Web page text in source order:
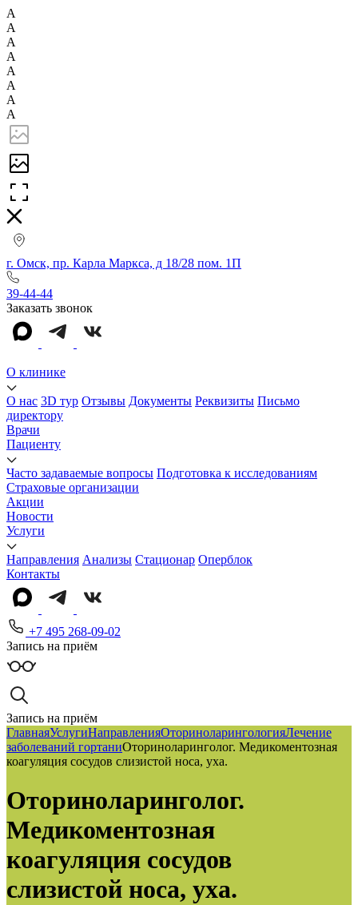
А
А
А
А
А
А
А
А
г. Омск, пр. Карла Маркса, д 18/28 пом. 1П
39-44-44
Заказать звонок
О клинике
О нас 3D тур Отзывы Документы Реквизиты Письмо
директору
Врачи
Пациенту
Часто задаваемые вопросы Подготовка к исследованиям
Страховые организации
Акции
Новости
Услуги
Направления Анализы Стационар Оперблок
Контакты
+7 495 268-09-02
Запись на приём
Запись на приём
ГлавнаяУслугиНаправленияОториноларингологияЛечение
заболеваний гортаниОториноларинголог. Медикоментозная
коагуляция сосудов слизистой носа, уха.
Оториноларинголог.
Медикоментозная
коагуляция сосудов
слизистой носа, уха.